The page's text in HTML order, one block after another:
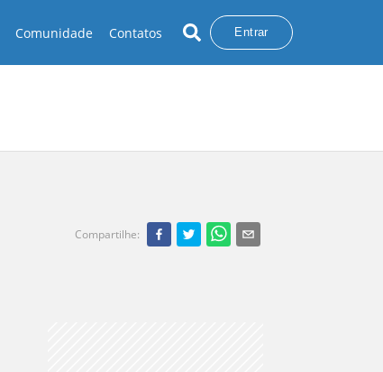
Comunidade Contatos Entrar
Compartilhe: